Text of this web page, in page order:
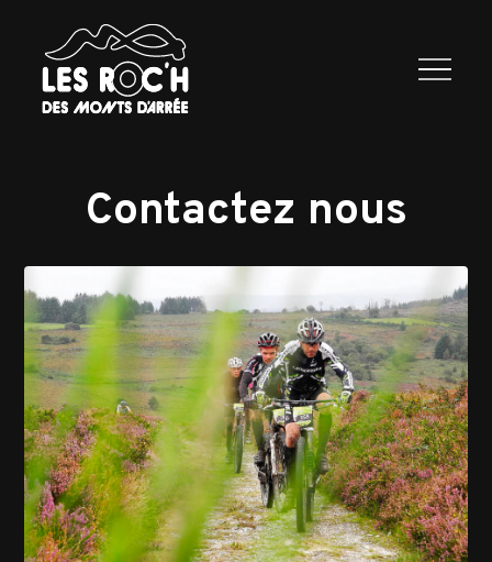
Programme
2026
Exposants
Infos
Contactez
nous
Contactez nous